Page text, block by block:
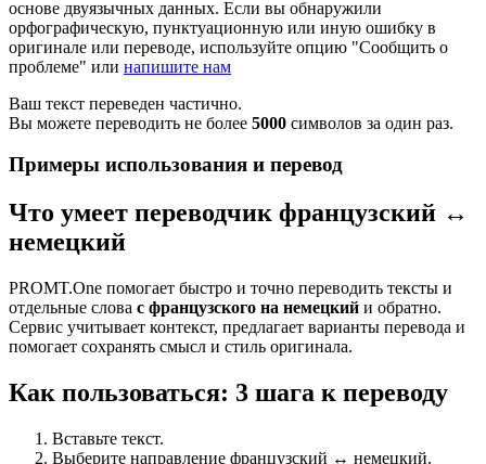
основе двуязычных данных. Если вы обнаружили
орфографическую, пунктуационную или иную ошибку в
оригинале или переводе, используйте опцию "Сообщить о
проблеме" или напишите нам
Ваш текст переведен частично.
Вы можете переводить не более 5000 символов за один раз.
Примеры использования и перевод
Что умеет переводчик французский ↔
немецкий
PROMT.One помогает быстро и точно переводить тексты и
отдельные слова с французского на немецкий и обратно.
Сервис учитывает контекст, предлагает варианты перевода и
помогает сохранять смысл и стиль оригинала.
Как пользоваться: 3 шага к переводу
Вставьте текст.
Выберите направление французский ↔ немецкий.